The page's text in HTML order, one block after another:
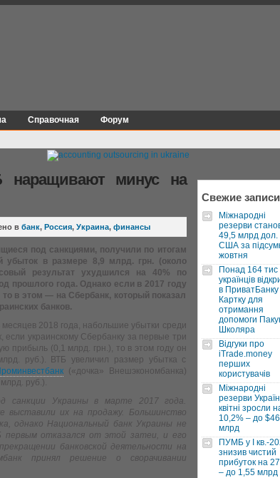
Справочная Форум
наращивают минус на
в банк, Россия, Украина, финансы
под санкциями, получили по итогам
убыток в размере 8,9 млрд. грн. (около
результат ухудшился на 40% по
прошлого года. Однако если в 2017 году
в этом — на Сбербанк, который показал
банков.
месяцев 2018 года, набольшие убытки среди
если украинскому Сбербанку за первые три
прибыль (0,1 млрд. грн.), то в этом году он
руб.). ВТБ увеличил размер убытка с
(«дочка» Внешэкономбанка)
руб.).
санкции Украины в марте 2017 года.
выставили их на продажу. Большинство
однако Национальный банк Украины не
первым отказался от этой затеи, и его
банковской деятельности на
принял решение о сворачивании
Свежие записи
Міжнародні
резерви
49,5 млрд дол.
США за
жовтня
Понад 164 тис
українців
в ПриватБанку
Картку для
отримання
допомоги
Школяра
Відгуки про
iTrade.money
перших
користувачів
Міжнародні
резерви
квітні зросли
10,2% – до
млрд
ПУМБ у I кв.-
знизив чистий
прибуток на
– до 1,55 млрд